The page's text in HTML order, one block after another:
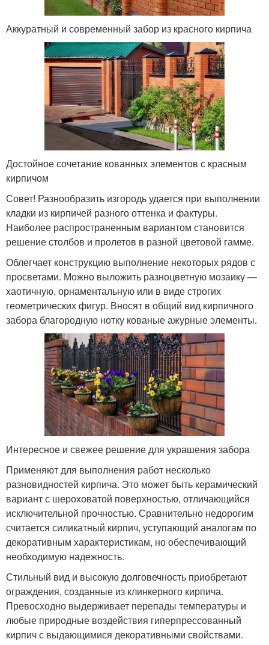
Аккуратный и современный забор из красного кирпича
Достойное сочетание кованных элементов с красным
кирпичом
Совет! Разнообразить изгородь удается при выполнении
кладки из кирпичей разного оттенка и фактуры.
Наиболее распространенным вариантом становится
решение столбов и пролетов в разной цветовой гамме.
Облегчает конструкцию выполнение некоторых рядов с
просветами. Можно выложить разноцветную мозаику —
хаотичную, орнаментальную или в виде строгих
геометрических фигур. Вносят в общий вид кирпичного
забора благородную нотку кованые ажурные элементы.
Интересное и свежее решение для украшения забора
Применяют для выполнения работ несколько
разновидностей кирпича. Это может быть керамический
вариант с шероховатой поверхностью, отличающийся
исключительной прочностью. Сравнительно недорогим
считается силикатный кирпич, уступающий аналогам по
декоративным характеристикам, но обеспечивающий
необходимую надежность.
Стильный вид и высокую долговечность приобретают
ограждения, созданные из клинкерного кирпича.
Превосходно выдерживает перепады температуры и
любые природные воздействия гиперпрессованный
кирпич с выдающимися декоративными свойствами.